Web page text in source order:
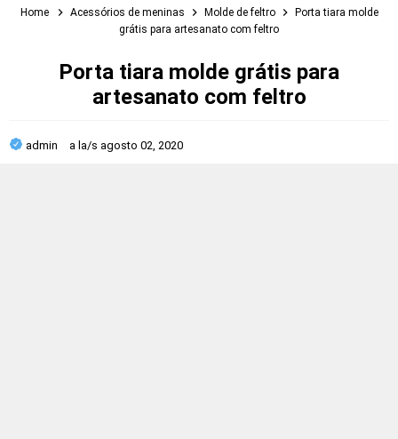
Home Acessórios de meninas Molde de feltro
Porta tiara molde
grátis para artesanato com feltro
Porta tiara molde grátis para
artesanato com feltro
admin a la/s agosto 02, 2020